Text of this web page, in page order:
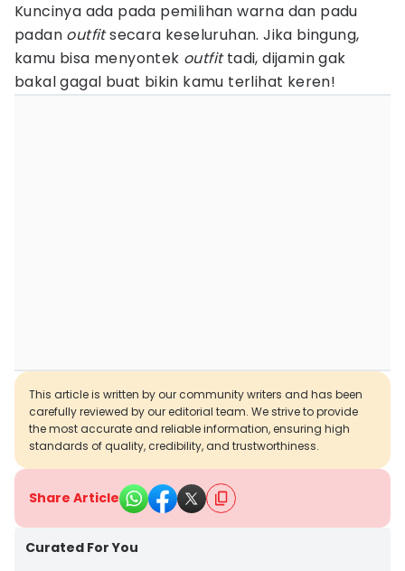
Kuncinya ada pada pemilihan warna dan padu
padan outfitsecara keseluruhan. Jika bingung,
kamu bisa menyontek outfittadi, dijamin gak
bakal gagal buat bikin kamu terlihat keren!
This article is written by our community writers and has been
carefully reviewed by our editorial team. We strive to provide
the most accurate and reliable information, ensuring high
standards of quality, credibility, and trustworthiness.
Share Article
Curated For You